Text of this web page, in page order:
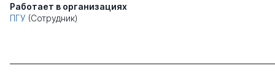
Работает в организациях
ПГУ (Сотрудник)